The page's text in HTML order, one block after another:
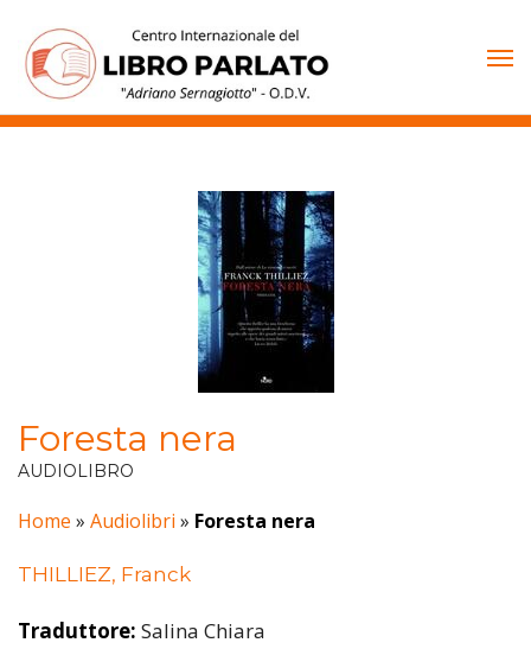
contenuto
Foresta nera
AUDIOLIBRO
Home » Audiolibri » Foresta nera
THILLIEZ, Franck
Traduttore: Salina Chiara